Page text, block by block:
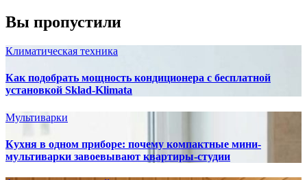
Вы пропустили
Климатическая техника
Как подобрать мощность кондиционера с бесплатной
установкой Sklad-Klimata
Мультиварки
Кухня в одном приборе: почему компактные мини-
мультиварки завоевывают квартиры-студии